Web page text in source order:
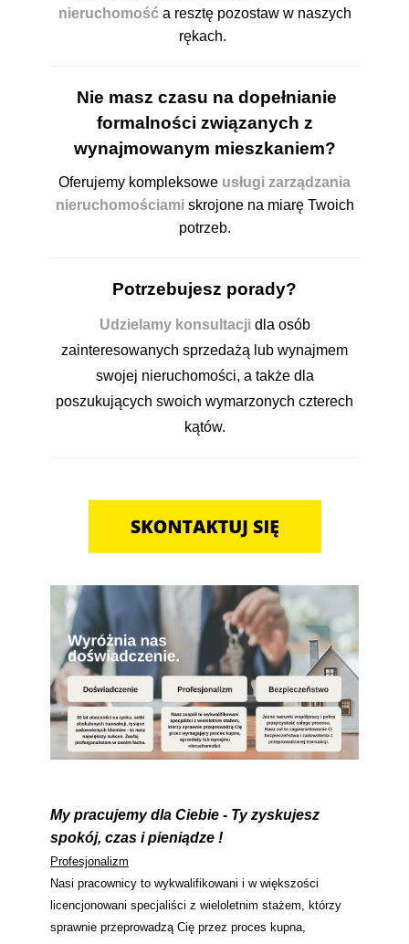
nieruchomość a resztę pozostaw w naszych
rękach.
Nie masz czasu na dopełnianie
formalności związanych z
wynajmowanym mieszkaniem?
Oferujemy kompleksowe usługi zarządzania
nieruchomościami skrojone na miarę Twoich
potrzeb.
Potrzebujesz porady?
Udzielamy konsultacji dla osób
zainteresowanych sprzedażą lub wynajmem
swojej nieruchomości, a także dla
poszukujących swoich wymarzonych czterech
kątów.
My pracujemy dla Ciebie - Ty zyskujesz
spokój, czas i pieniądze !
Profesjonalizm
Nasi pracownicy to wykwalifikowani i w większości
licencjonowani specjaliści z wieloletnim stażem, którzy
sprawnie przeprowadzą Cię przez proces kupna,